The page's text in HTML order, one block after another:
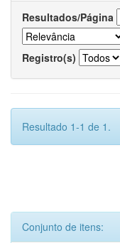
Resultados/Página
Registro(s)
Resultado 1-1 de 1.
Conjunto de itens: